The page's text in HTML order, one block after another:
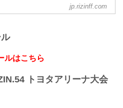
〜20:00頃
内容、イベント進行によって終了
jp.rizinff.com
ルはこちら
トヨタアリーナ大会